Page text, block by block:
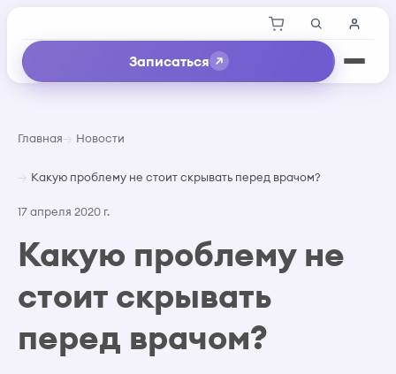
Записаться
Главная Новости
Какую проблему не стоит скрывать перед врачом?
17 апреля 2020 г.
Какую проблему не
стоит скрывать
перед врачом?